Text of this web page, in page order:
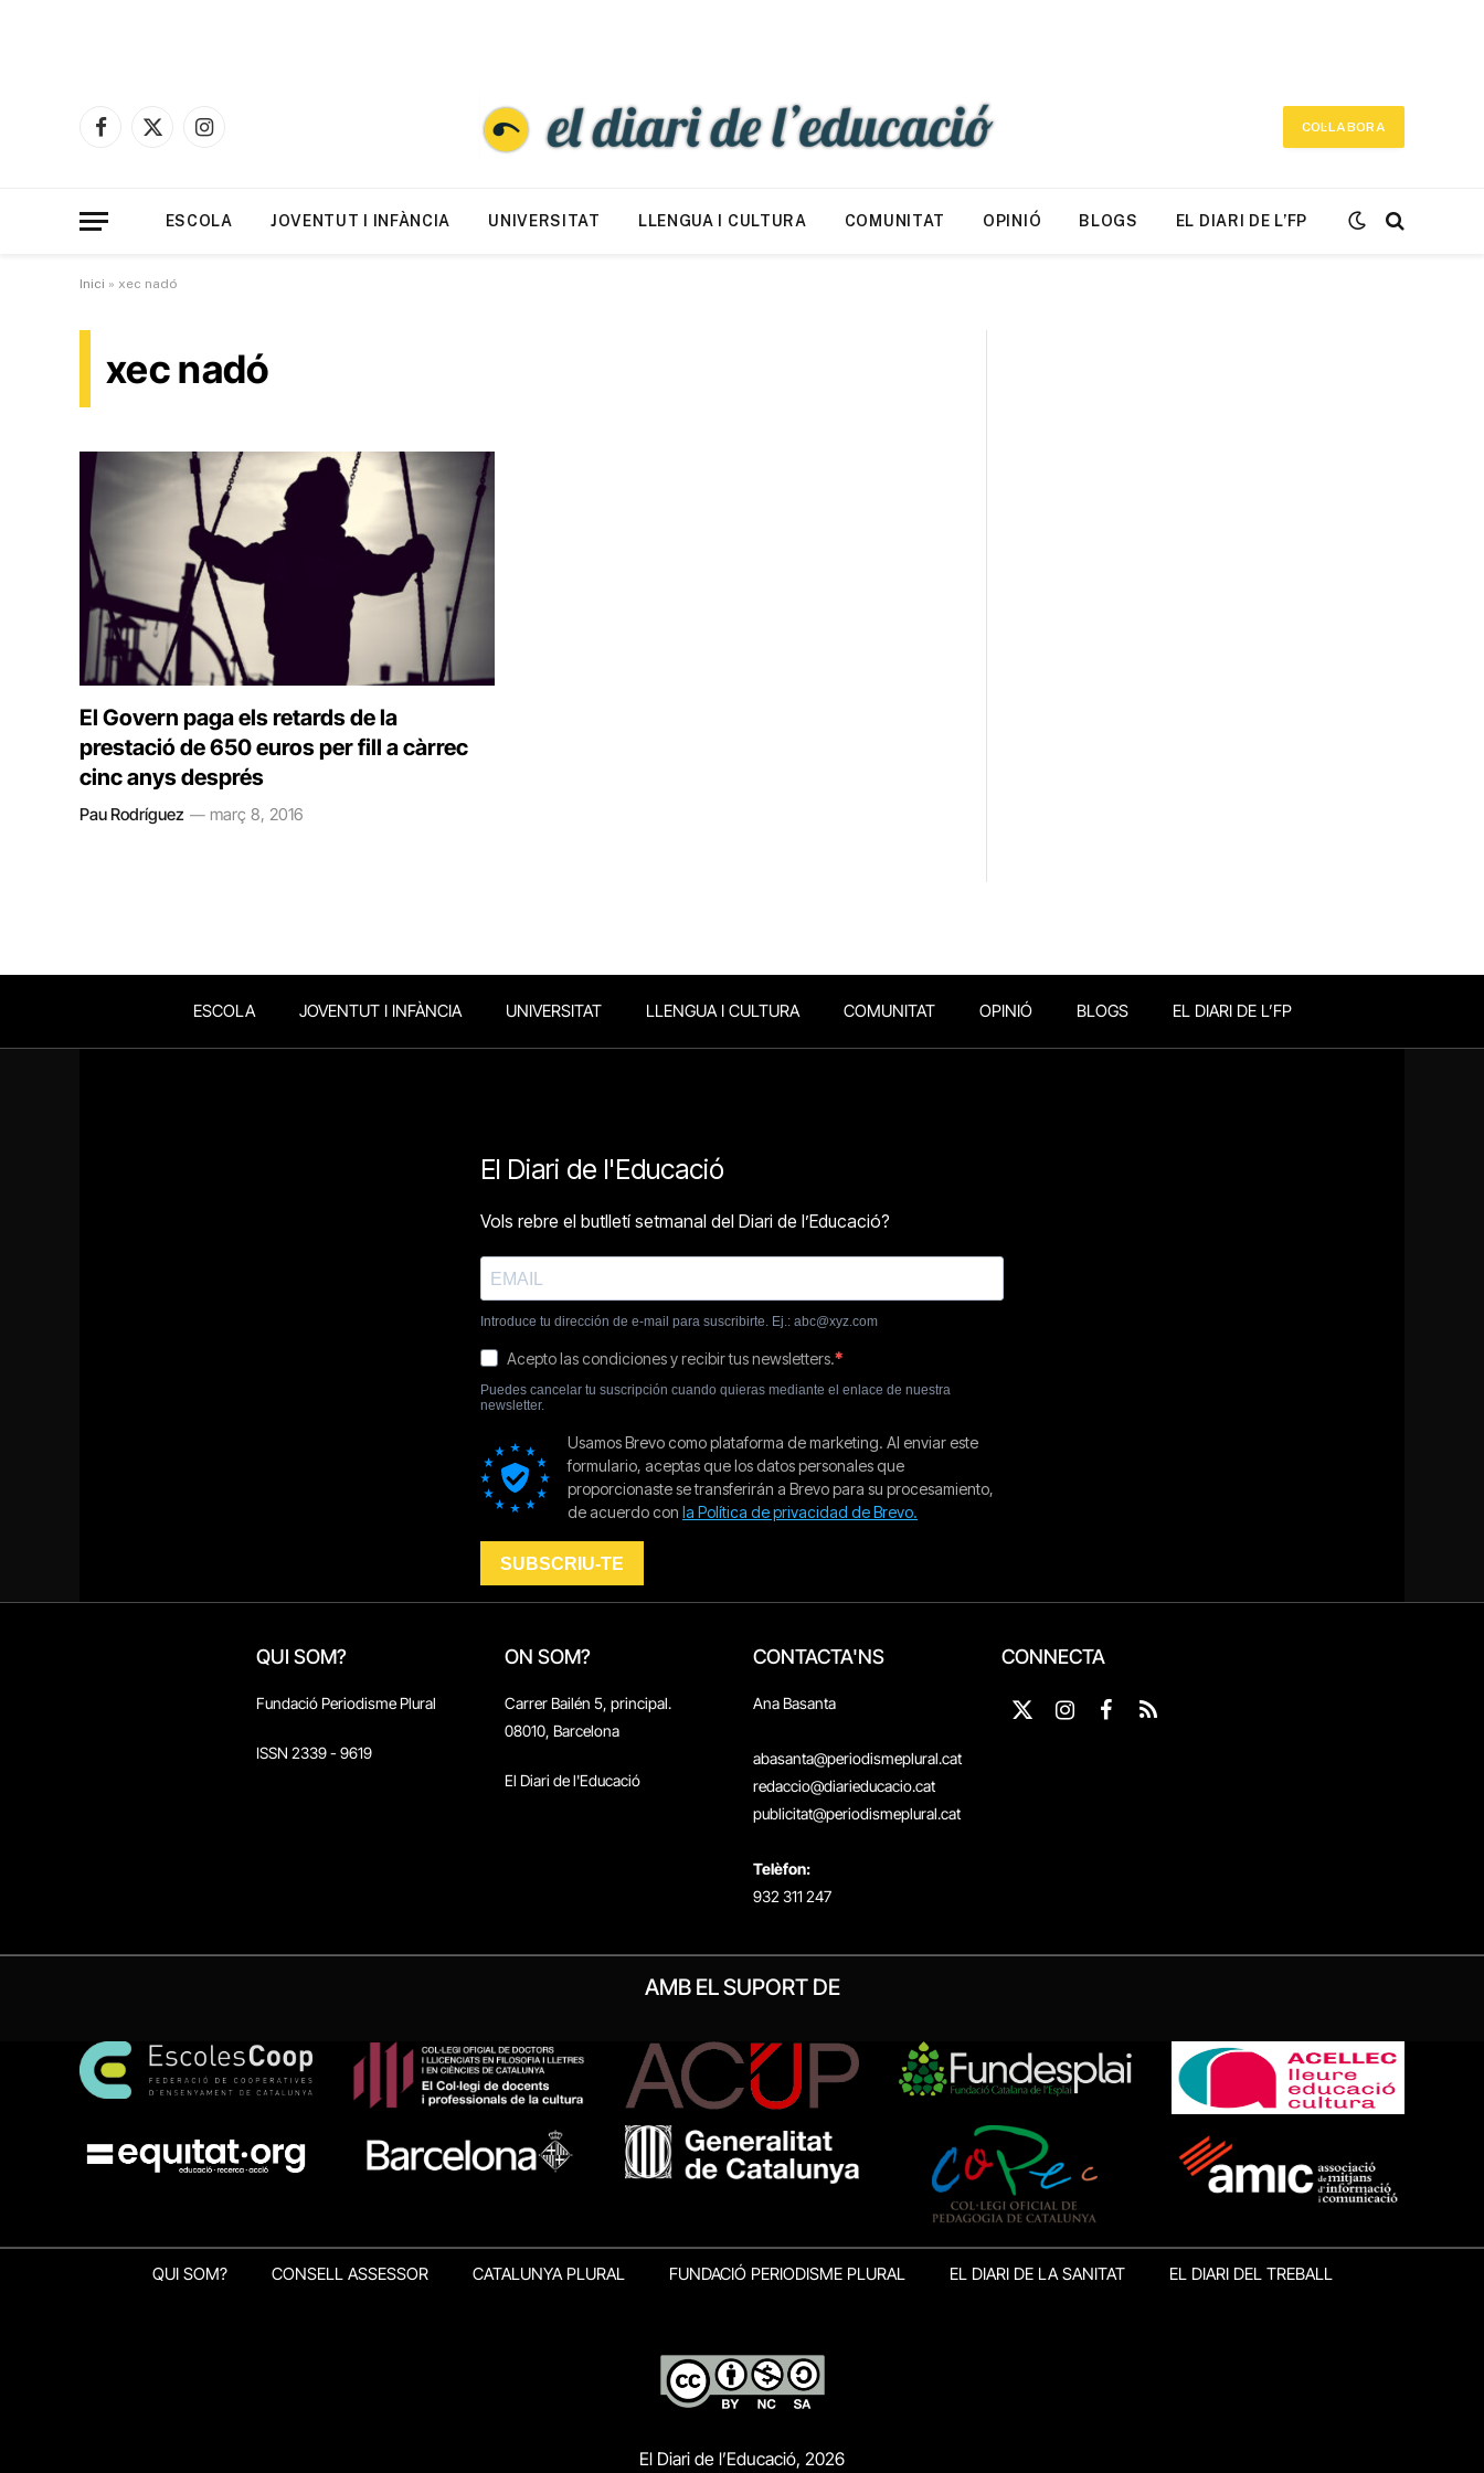
Facebook
X
Instagram
COL·LABORA
ESCOLA JOVENTUT I INFÀNCIA UNIVERSITAT LLENGUA I CULTURA COMUNITAT OPINIÓ BLOGS EL DIARI DE L’FP
Inici » xec nadó
xec nadó
El Govern paga els retards de la
prestació de 650 euros per fill a càrrec
cinc anys després
Pau Rodríguez març 8, 2016
ESCOLA JOVENTUT I INFÀNCIA UNIVERSITAT LLENGUA I CULTURA COMUNITAT OPINIÓ BLOGS EL DIARI DE L’FP
QUI SOM?
Fundació Periodisme Plural
ISSN 2339 - 9619
ON SOM?
Carrer Bailén 5, principal.
08010, Barcelona
El Diari de l'Educació
CONTACTA'NS
Ana Basanta
abasanta@periodismeplural.cat
redaccio@diarieducacio.cat
publicitat@periodismeplural.cat
Telèfon:
932 311 247
CONNECTA
X
Instagram
Facebook
RSS
AMB EL SUPORT DE
QUI SOM? CONSELL ASSESSOR CATALUNYA PLURAL FUNDACIÓ PERIODISME PLURAL EL DIARI DE LA SANITAT EL DIARI DEL TREBALL
El Diari de l’Educació, 2026